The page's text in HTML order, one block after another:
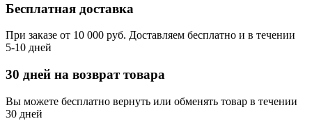
Бесплатная доставка
При заказе от 10 000 руб. Доставляем бесплатно и в течении
5-10 дней
30 дней на возврат товара
Вы можете бесплатно вернуть или обменять товар в течении
30 дней